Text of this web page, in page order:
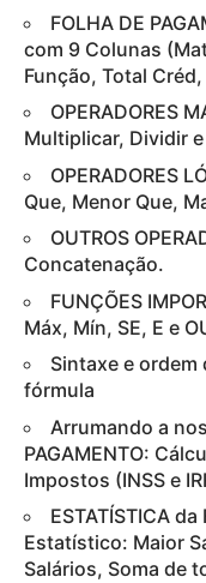
FOLHA DE
com 9 Colunas
Função, Total
OPERADORES
Multiplicar, Dividir
OPERADORES
Que, Menor Que,
OUTROS
Concatenação.
FUNÇÕES
Máx, Mín, SE, E e
Sintaxe e ordem
fórmula
Arrumando a
PAGAMENTO:
Impostos (INSS e
ESTATÍSTICA
Estatístico: Maior
Salários, Soma de